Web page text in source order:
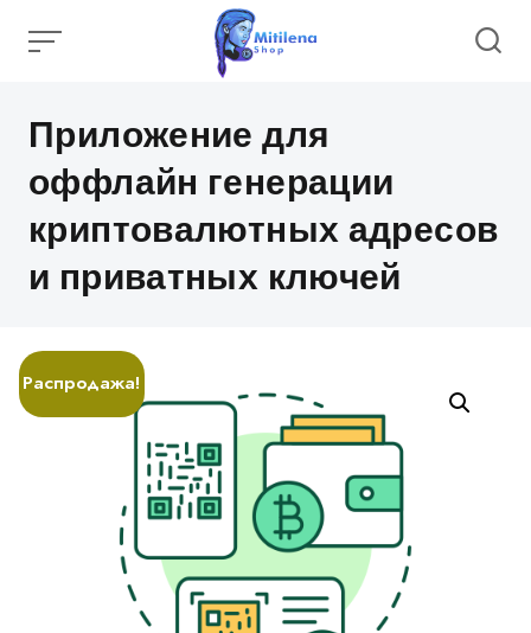
Category
Приложение для
оффлайн генерации
криптовалютных адресов
и приватных ключей
Распродажа!